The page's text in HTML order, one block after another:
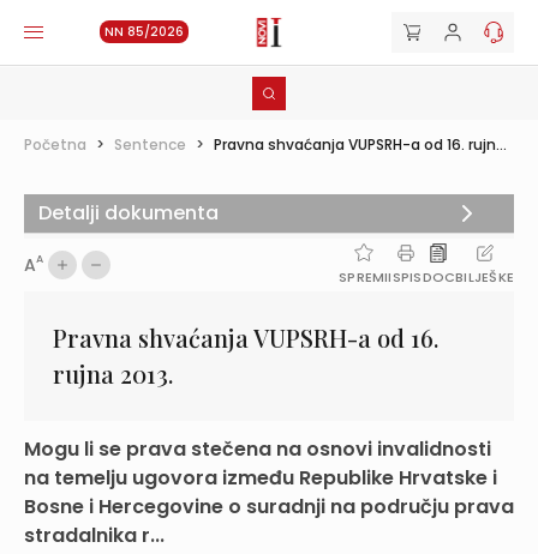
NN 85/2026
Početna > Sentence > Pravna shvaćanja VUPSRH-a od 16. rujn...
AA
SPREMIISPISDOCBILJEŠKE
Pravna shvaćanja VUPSRH-a od 16.
rujna 2013.
Mogu li se prava stečena na osnovi invalidnosti
na temelju ugovora između Republike Hrvatske i
Bosne i Hercegovine o suradnji na području prava
stradalnika r...
Detalji dokumenta